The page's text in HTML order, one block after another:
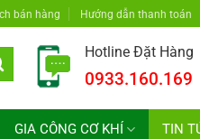
bán hàng Hướng dẫn thanh toán
Hotline Đặt Hàng
0933.160.169
GIA CÔNG CƠ KHÍ TIN